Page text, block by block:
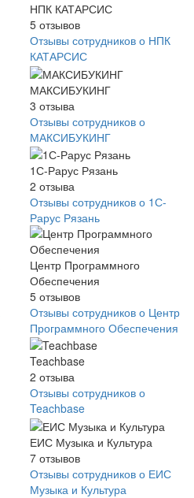
НПК КАТАРСИС
5 отзывов
Отзывы сотрудников о НПК
КАТАРСИС
МАКСИБУКИНГ
3 отзыва
Отзывы сотрудников о
МАКСИБУКИНГ
1С-Рарус Рязань
2 отзыва
Отзывы сотрудников о 1С-
Рарус Рязань
Центр Программного
Обеспечения
5 отзывов
Отзывы сотрудников о Центр
Программного Обеспечения
Teachbase
2 отзыва
Отзывы сотрудников о
Teachbase
ЕИС Музыка и Культура
7 отзывов
Отзывы сотрудников о ЕИС
Музыка и Культура